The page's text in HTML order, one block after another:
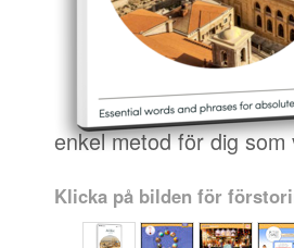
enkel metod för dig
Klicka på bilden för